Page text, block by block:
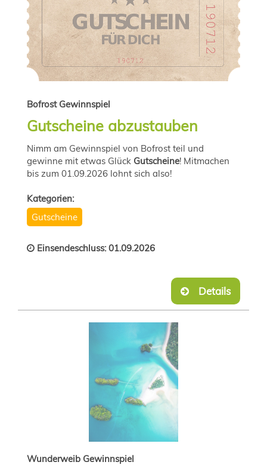
Bofrost Gewinnspiel
Gutscheine abzustauben
Nimm am Gewinnspiel von Bofrost teil und
gewinne mit etwas Glück Gutscheine! Mitmachen
bis zum 01.09.2026 lohnt sich also!
Kategorien:
Gutscheine
Einsendeschluss: 01.09.2026
Details
Wunderweib Gewinnspiel